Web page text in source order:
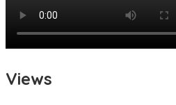
Views